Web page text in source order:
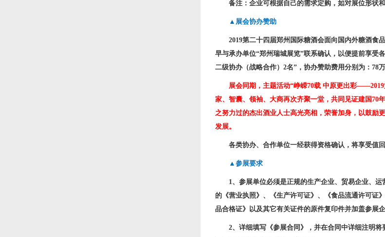
备注：企业可根据自己的需求定购，如对展位形状
▲展会协办赞助
2019第二十四届郑州国际糖酒会面向国内外糖酒食
早与承办单位“郑州瑞城展览”联系确认，以便提前享受
二级协办（战略合作） 2名”，协办赞助费用分别为： 78
展会同期，主题活动“峥嵘70载 中原更出彩——2019
家、智囊、领袖、大商再次齐聚一堂，共同见证建国70
之努力过的杰出酒业人士高光亮相，荣誉加身，以鼓励
发展。
各类协办、合作单位一经获得资格确认，将享受值回
▲参展要求
1、参展单位必须是正规的生产企业、贸易企业、
的《营业执照》、《生产许可证》、《食品流通许可证
品合格证》以及其它有关证件的原件复印件并加盖参展
2、详细填写《参展合同》，并在合同中详细注明